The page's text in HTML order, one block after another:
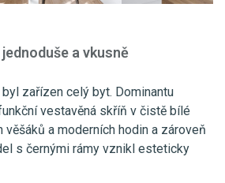
a vkusně
zařízen celý byt. Dominantu
vestavěná skříň v čistě bílé
věšáků a moderních hodin a zároveň
s černými rámy vznikl esteticky